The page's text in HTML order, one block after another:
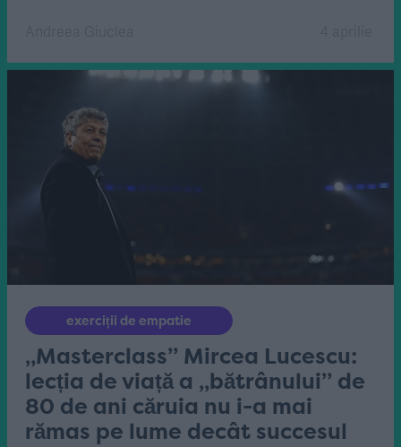
exerciții de empatie
„Masterclass” Mircea Lucescu:
lecția de viață a „bătrânului” de
80 de ani căruia nu i-a mai
rămas pe lume decât succesul